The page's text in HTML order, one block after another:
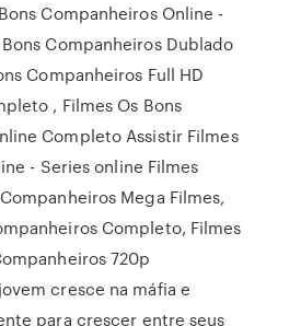
Companheiros Online -
Companheiros Dublado
Companheiros Full HD
, Filmes Os Bons
Completo Assistir Filmes
- Series online Filmes
Mega Filmes,
Completo, Filmes
720p
cresce na máfia e
para crescer entre seus